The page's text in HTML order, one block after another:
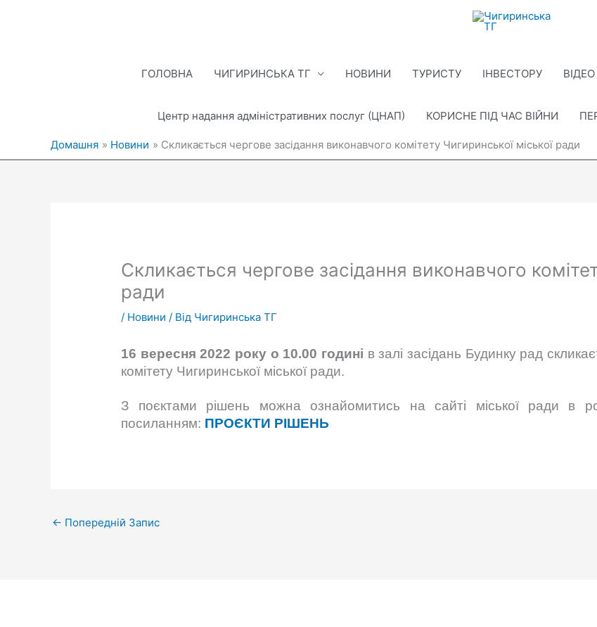
ГОЛОВНА ЧИГИРИНСЬКА ТГ НОВИНИ ТУРИСТУ ІНВЕСТОРУ ВІДЕО
Центр надання адміністративних послуг (ЦНАП) КОРИСНЕ ПІД ЧАС ВІЙНИ
Домашня Новини Скликається чергове засідання виконавчого комітету Чигиринської міської ради
Скликається чергове засідання виконавчого
ради
/ Новини / Від Чигиринська ТГ
16 вересня 2022 року о 10.00 годині в залі засідань Будинку рад
комітету Чигиринської міської ради.
З поєктами рішень можна ознайомитись на сайті міської ради в
посиланням: ПРОЄКТИ РІШЕНЬ
← Попередній Запис